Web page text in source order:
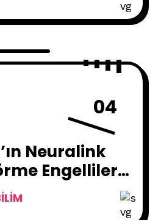
04
Neuralink
Engelliler
Eden